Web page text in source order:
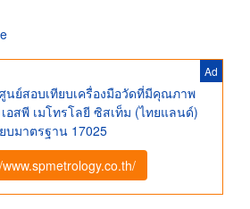
Ad
ย์สอบเทียบเครื่องมือวัดที่มีคุณภาพ
อสพี เมโทรโลยี ซิสเท็ม (ไทยแลนด์)
บมาตรฐาน 17025